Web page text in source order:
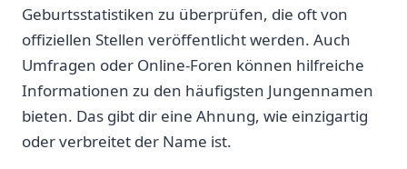
Geburtsstatistiken zu überprüfen, die oft von
offiziellen Stellen veröffentlicht werden.​ Auch
Umfragen ⁤oder Online-Foren​ können hilfreiche
Informationen zu den ⁢häufigsten Jungennamen
bieten. Das ‍gibt ‍dir‍ eine⁢ Ahnung, wie einzigartig
oder verbreitet der Name ist.